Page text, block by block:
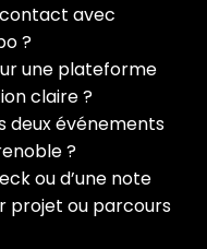
avec
?
une plateforme
claire ?
deux événements
?
ou d’une note
projet ou parcours